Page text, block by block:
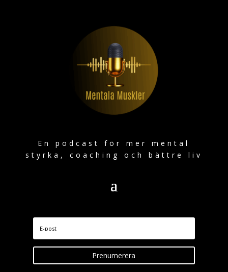
En podcast för mer mental
styrka, coaching och bättre liv
Prenumerera